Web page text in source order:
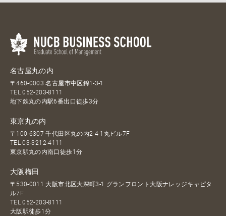
名古屋丸の内
〒460-0003 名古屋市中区錦1-3-1
TEL052-203-8111
地下鉄丸の内駅6番出口徒歩3分
東京丸の内
〒100-6307 千代田区丸の内2-4-1丸ビル7F
TEL03-3212-4111
東京駅丸の内南口徒歩1分
大阪梅田
〒530-0011 大阪市北区大深町3-1 グランフロント大阪ナレッジキャピタ
ル7F
TEL052-203-8111
大阪駅徒歩1分